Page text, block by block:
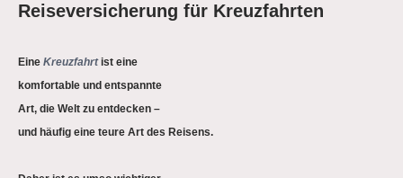
Reiseversicherung für Kreuzfahrten
Eine Kreuzfahrtist eine
komfortable und entspannte
Art, die Welt zu entdecken –
und häufig eine teure Art des Reisens.